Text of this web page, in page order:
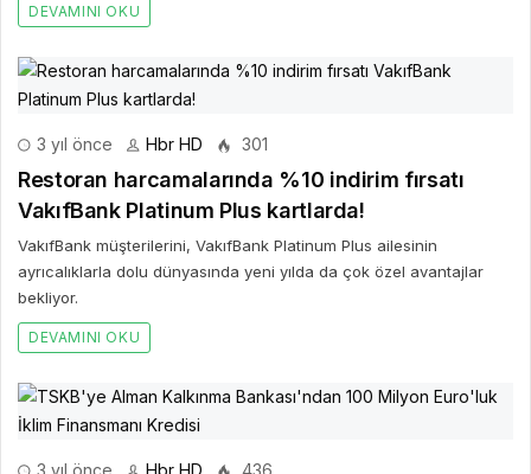
DEVAMINI OKU
3 yıl önce Hbr HD 301
Restoran harcamalarında %10 indirim fırsatı
VakıfBank Platinum Plus kartlarda!
VakıfBank müşterilerini, VakıfBank Platinum Plus ailesinin
ayrıcalıklarla dolu dünyasında yeni yılda da çok özel avantajlar
bekliyor.
DEVAMINI OKU
3 yıl önce Hbr HD 436